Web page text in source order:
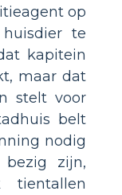
op
te
kapitein
maar dat
stelt voor
belt
nodig
bezig zijn,
tientallen